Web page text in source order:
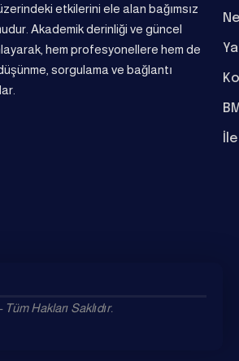
etkilerini ele alan bağımsız
Akademik derinliği ve güncel
hem profesyonellere hem de
sorgulama ve bağlantı
Hakları Saklıdır.